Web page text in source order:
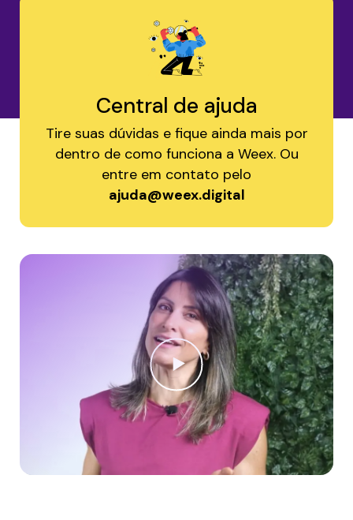
Central de ajuda
Tire suas dúvidas e fique ainda mais por
dentro de como funciona a Weex. Ou
entre em contato pelo
ajuda@weex.digital